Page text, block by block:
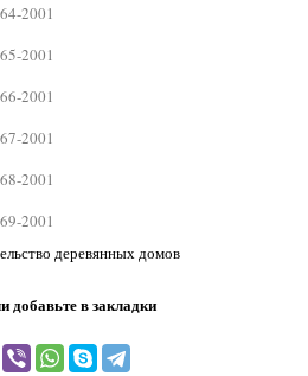
2001
2001
2001
2001
2001
2001
деревянных домов
добавьте в закладки